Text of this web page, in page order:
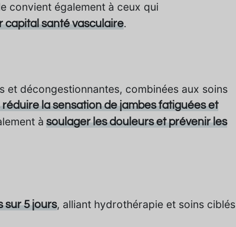
convient également à ceux qui
capital santé vasculaire.
et décongestionnantes, combinées aux soins
la sensation de jambes fatiguées et
à soulager les douleurs et prévenir les
sur 5 jours, alliant hydrothérapie et soins ciblés